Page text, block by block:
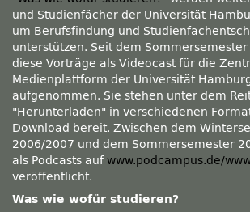
und Studienfächer der Universität
um Berufsfindung und
unterstützen. Seit dem
diese Vorträge als Videocast für die
Medienplattform der Universität
aufgenommen. Sie stehen unter dem
Herunterladen
in verschiedenen
Download bereit. Zwischen dem
2006/2007 und dem Sommersemester
als Podcasts aufwww.podcampus.de/
veröffentlicht.
Was wie wofür studieren?